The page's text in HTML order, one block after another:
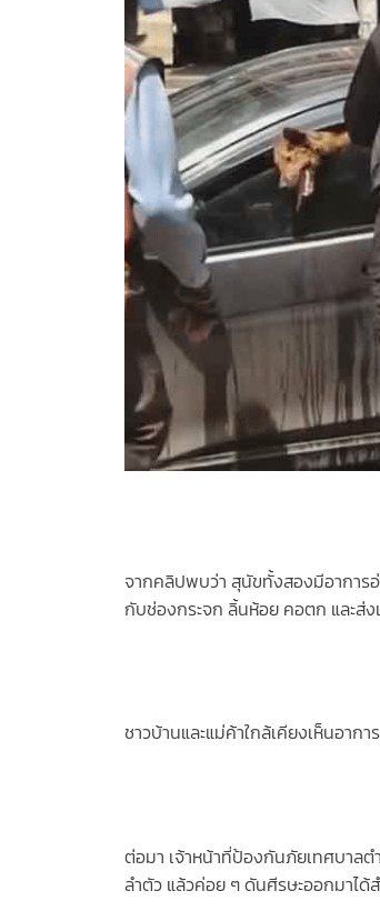
จากคลิปพบว่า สุนัขทั้งสองมีอาการ
กับช่องกระจก ลิ้นห้อย คอตก และส่ง
ชาวบ้านและแม่ค้าใกล้เคียงเห็นอาก
ต่อมา เจ้าหน้าที่ป้องกันภัยเทศบาล
ลำตัว แล้วค่อย ๆ ดันศีรษะออกมาได้